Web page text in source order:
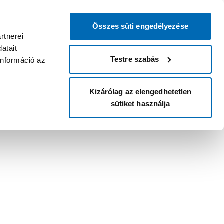
az
Összes süti engedélyezése
Testre szabás
Kizárólag az elengedhetetlen
sütiket használja